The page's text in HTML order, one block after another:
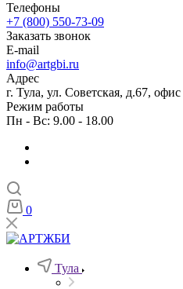
Телефоны
+7 (800) 550-73-09
Заказать звонок
E-mail
info@artgbi.ru
Адрес
г. Тула, ул. Советская, д.67,
Режим работы
Пн - Вс: 9.00 - 18.00
0
Тула